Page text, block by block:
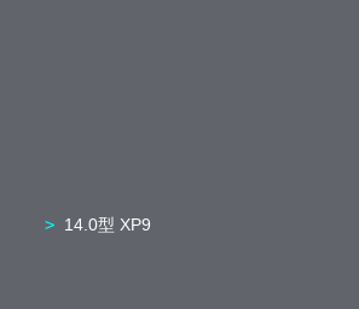
14.0型 XP9